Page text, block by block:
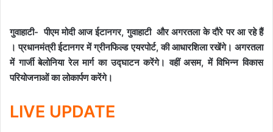
गुवाहाटी- पीएम मोदी आज ईटानगर, गुवाहाटी और अगरतला के दौरे पर आ रहे हैं
। प्रधानमंत्री ईटानगर में ग्रीनफिल्ड एयरपोर्ट, की आधारशिला रखेंगे। अगरतला
में गार्जी बेलोनिया रेल मार्ग का उद्घाटन करेंगे। वहीं असम, में विभिन्न विकास
परियोजनाओं का लोकार्पण करेंगे।
LIVE UPDATE